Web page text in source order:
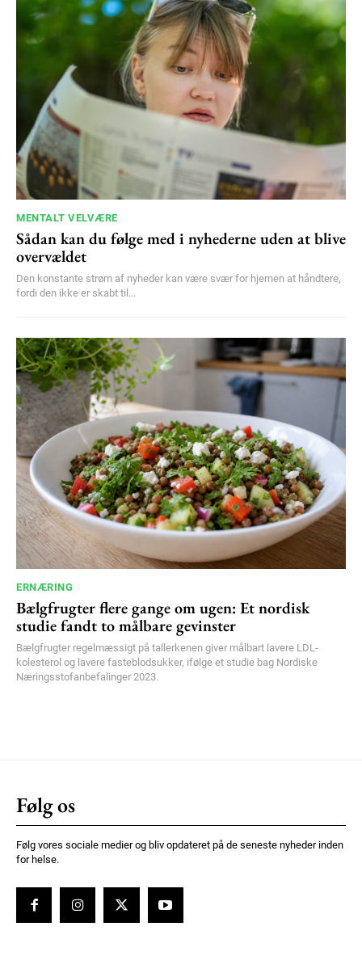
MENTALT VELVÆRE
Sådan kan du følge med i nyhederne uden at blive
overvældet
Den konstante strøm af nyheder kan være svær for hjernen at håndtere,
fordi den ikke er skabt til...
ERNÆRING
Bælgfrugter flere gange om ugen: Et nordisk
studie fandt to målbare gevinster
Bælgfrugter regelmæssigt på tallerkenen giver målbart lavere LDL-
kolesterol og lavere fasteblodsukker, ifølge et studie bag Nordiske
Næringsstofanbefalinger 2023.
Følg os
Følg vores sociale medier og bliv opdateret på de seneste nyheder inden
for helse.